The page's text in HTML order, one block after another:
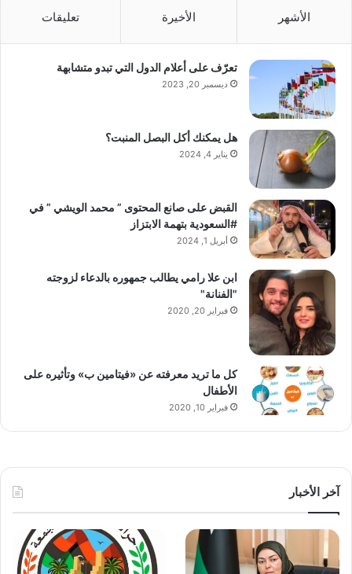
الأشهر الأخيرة تعليقات
تعرّف على أعلام الدول التي تبدو متشابهة
ديسمبر 20, 2023
هل يمكنك أكل البصل المنبت؟
يناير 4, 2024
القبض على صانع المحتوى ” محمد الويشي ” في
#السعودية بتهمة الابتزاز
أبريل 1, 2024
ابن علا رامي يطالب جمهوره بالدعاء لزوجته
"الفنانة"
فبراير 20, 2020
كل ما تريد معرفته عن «فيتامين ب» وتأثيره على
الأطفال
فبراير 10, 2020
آخر الأخبار